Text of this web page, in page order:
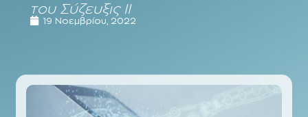
του Σύζευξις ΙΙ
19 Νοεμβρίου, 2022